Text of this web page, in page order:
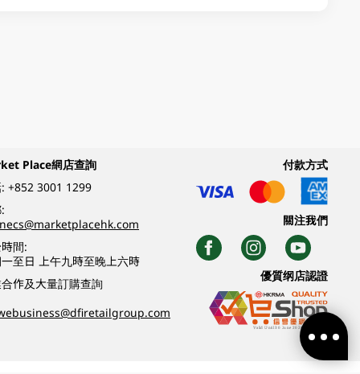
Place網店查詢
:+852 3001 1299
間:
至日 上午九時至晚上六時
作及大量訂購查詢
付款方式
關注我們
優質纲店認證